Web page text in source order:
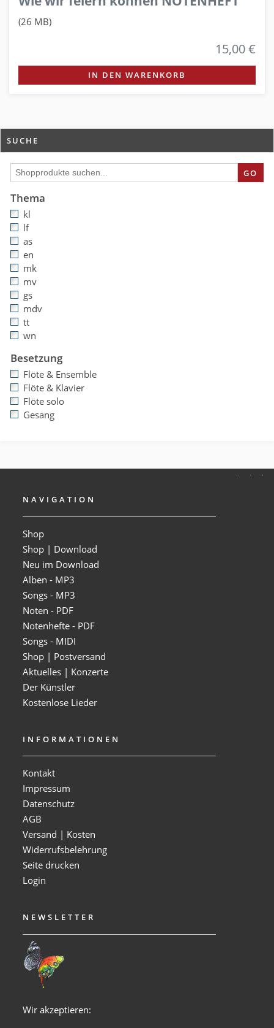
(26 MB)
15,00 €
IN DEN WARENKORB
SUCHE
GO
Thema
kl
lf
as
en
mk
mv
gs
mdv
tt
wn
Besetzung
Flöte & Ensemble
Flöte & Klavier
Flöte solo
Gesang
NAVIGATION
Shop
Shop | Download
Neu im Download
Alben - MP3
Songs - MP3
Noten - PDF
Notenhefte - PDF
Songs - MIDI
Shop | Postversand
Aktuelles | Konzerte
Der Künstler
Kostenlose Lieder
INFORMATIONEN
Kontakt
Impressum
Datenschutz
AGB
Versand | Kosten
Widerrufsbelehrung
Seite drucken
Login
NEWSLETTER
Wir akzeptieren: